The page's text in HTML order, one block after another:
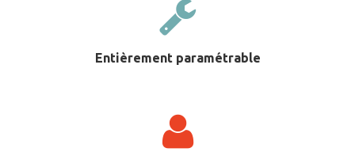
Entièrement paramétrable